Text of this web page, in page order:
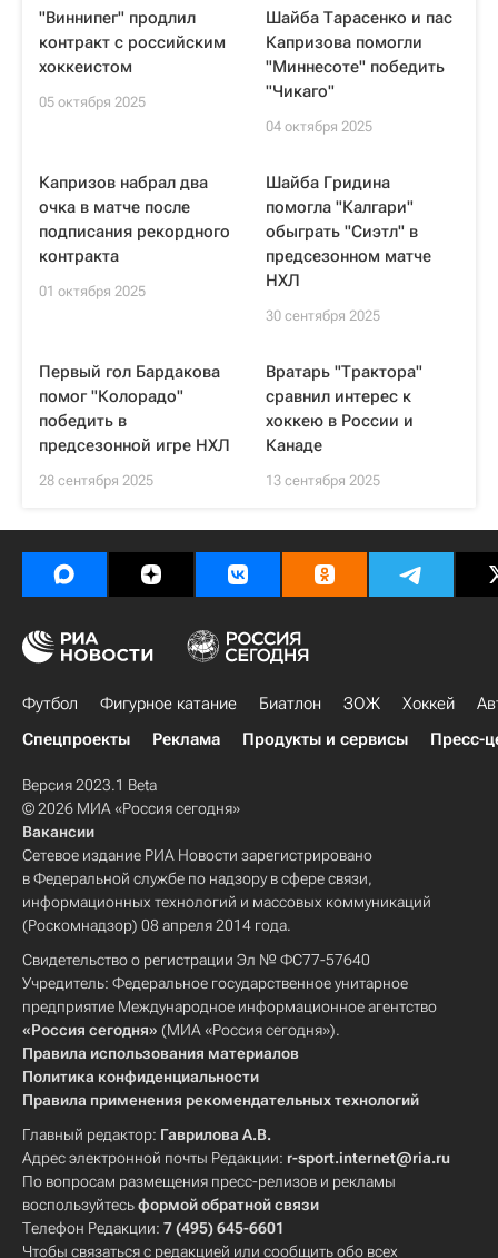
"Виннипег" продлил
контракт с российским
хоккеистом
05 октября 2025
Шайба Тарасенко и пас
Капризова помогли
"Миннесоте" победить
"Чикаго"
04 октября 2025
Капризов набрал два
очка в матче после
подписания рекордного
контракта
01 октября 2025
Шайба Гридина
помогла "Калгари"
обыграть "Сиэтл" в
предсезонном матче
НХЛ
30 сентября 2025
Первый гол Бардакова
помог "Колорадо"
победить в
предсезонной игре НХЛ
28 сентября 2025
Вратарь "Трактора"
сравнил интерес к
хоккею в России и
Канаде
13 сентября 2025
Футбол Фигурное катание Биатлон ЗОЖ Хоккей
Спецпроекты
Реклама Продукты и сервисы Пресс-
Версия 2023.1 Beta
© 2026 МИА «Россия сегодня»
Вакансии
Сетевое издание РИА Новости зарегистрировано
в Федеральной службе по надзору в сфере связи,
информационных технологий и массовых коммуникаций
(Роскомнадзор) 08 апреля 2014 года.
Свидетельство о регистрации Эл № ФС77-57640
Учредитель: Федеральное государственное унитарное
предприятие Международное информационное агентство
«Россия сегодня» (МИА «Россия сегодня»).
Правила использования материалов
Политика конфиденциальности
Правила применения рекомендательных технологий
Главный редактор: Гаврилова А.В.
Адрес электронной почты Редакции: r-sport.internet@ria.ru
По вопросам размещения пресс-релизов и рекламы
воспользуйтесьформой обратной связи
Телефон Редакции: 7 (495) 645-6601
Чтобы связаться с редакцией или сообщить обо всех